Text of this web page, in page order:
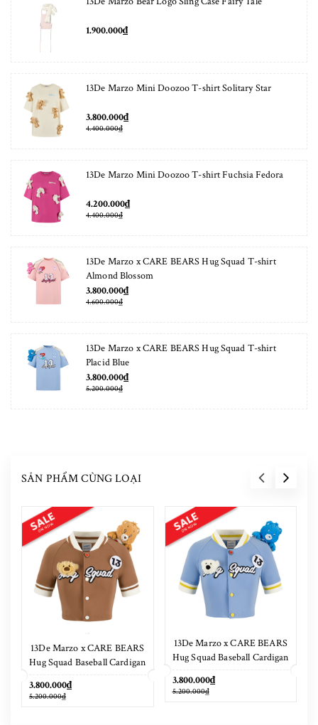
1.900.000₫
13De Marzo Mini Doozoo T-shirt Solitary Star
3.800.000₫
4.400.000₫
13De Marzo Mini Doozoo T-shirt Fuchsia Fedora
4.200.000₫
4.400.000₫
13De Marzo x CARE BEARS Hug Squad T-shirt
Almond Blossom
3.800.000₫
4.600.000₫
13De Marzo x CARE BEARS Hug Squad T-shirt
Placid Blue
3.800.000₫
5.200.000₫
SẢN PHẨM CÙNG LOẠI
13De Marzo x CARE BEARS
Hug Squad Baseball Cardigan
3.800.000₫
5.200.000₫
13De Marzo x CARE BEARS
Hug Squad Baseball Cardigan
3.800.000₫
5.200.000₫